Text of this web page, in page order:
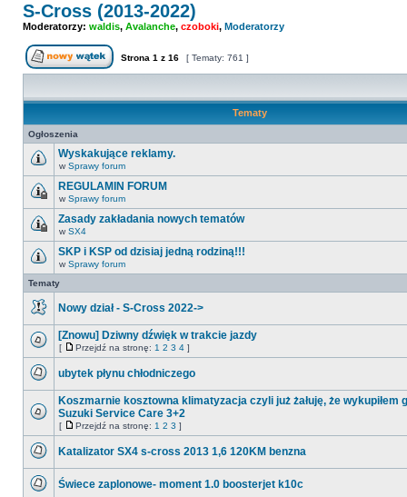
S-Cross (2013-2022)
Moderatorzy: waldis, Avalanche, czoboki, Moderatorzy
Nowy temat
Strona 1 z 16 [ Tematy: 761 ]
Tematy
Ogłoszenia
Nie
ma
nieprzeczytanych
postów
Wyskakujące reklamy.
w Sprawy forum
Ten
temat
jest
zamknięty.
Nie
można
nim
pisać
ani
edytować
postów.
REGULAMIN FORUM
w Sprawy forum
Ten
temat
jest
zamknięty.
Nie
można
nim
ani
edytować
postów.
Zasady zakładania nowych tematów
w SX4
Nie
ma
nieprzeczytanych
SKP i KSP od dzisiaj jedną rodziną!!!
w Sprawy forum
Tematy
ma
nieprzeczytanych
postów
Nowy dział - S-Cross 2022->
Nie
nieprzeczytanych
[Znowu] Dziwny dźwięk w trakcie jazdy
[
Przejdź
stronę
Przejdź na stronę: 1 2 3 4 ]
ma
nieprzeczytanych
postów
ubytek płynu chłodniczego
Nie
ma
postów
Koszmarnie kosztowna klimatyzacja czyli już żałuję, że wykupiłem
Suzuki Service Care 3+2
[
Przejdź
stronę
Przejdź na stronę: 1 2 3 ]
nieprzeczytanych
Katalizator SX4 s-cross 2013 1,6 120KM benzna
Świece zaplonowe- moment 1.0 boosterjet k10c